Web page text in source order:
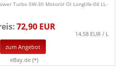
Turbo 5W-30 Motoröl Öl Longlife-04 LL-
72,90 EUR
14.58 EUR / L
zum Angebot
eBay.de (*)